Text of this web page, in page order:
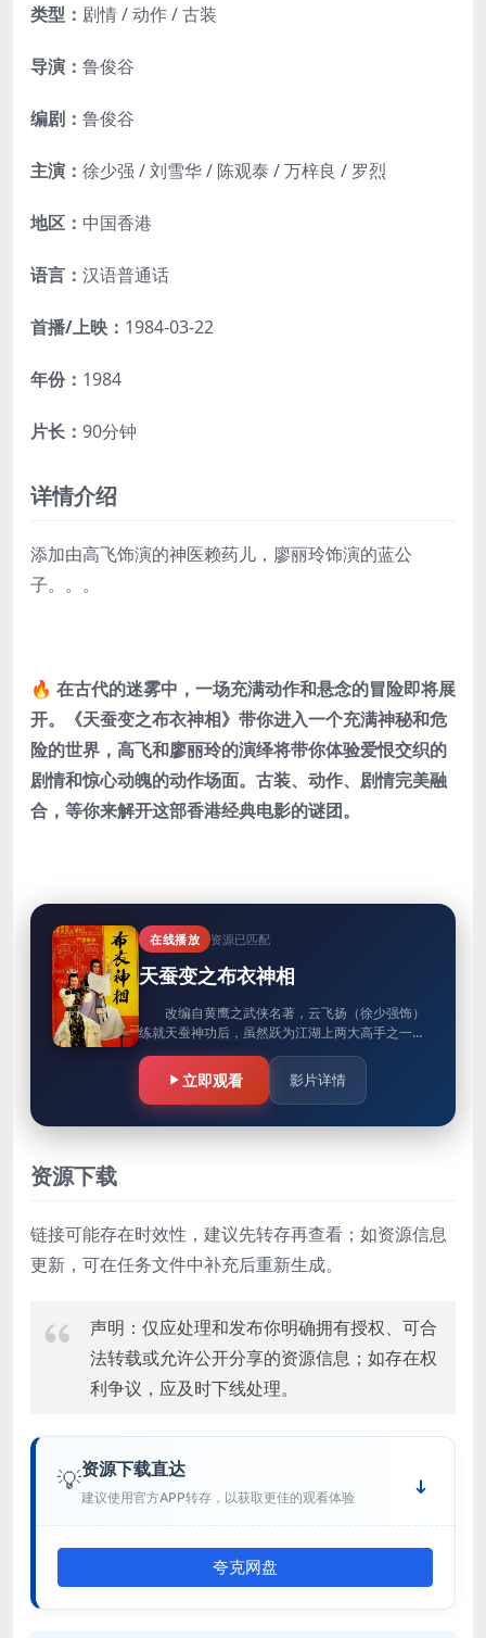
类型： 剧情 / 动作 / 古装
导演： 鲁俊谷
编剧： 鲁俊谷
主演： 徐少强 / 刘雪华 / 陈观泰 / 万梓良 / 罗烈
地区： 中国香港
语言： 汉语普通话
首播/上映： 1984-03-22
年份： 1984
片长： 90分钟
详情介绍
添加由高飞饰演的神医赖药儿，廖丽玲饰演的蓝公
子。。。
🔥 在古代的迷雾中，一场充满动作和悬念的冒险即将展
开。《天蚕变之布衣神相》带你进入一个充满神秘和危
险的世界，高飞和廖丽玲的演绎将带你体验爱恨交织的
剧情和惊心动魄的动作场面。古装、动作、剧情完美融
合，等你来解开这部香港经典电影的谜团。
在线播放 资源已匹配
天蚕变之布衣神相
改编自黄鹰之武侠名著，云飞扬（徐少强饰）
练就天蚕神功后，虽然跃为江湖上两大高手之一，
却厌倦江湖，无心争霸，与爱侣伦宛儿（刘雪华
饰）隐居；反之独孤无敌却闭关苦…
立即观看 影片详情
资源下载
链接可能存在时效性，建议先转存再查看；如资源信息
更新，可在任务文件中补充后重新生成。
声明：仅应处理和发布你明确拥有授权、可合
法转载或允许公开分享的资源信息；如存在权
利争议，应及时下线处理。
💡资源下载直达
建议使用官方APP转存，以获取更佳的观看体验
夸克网盘